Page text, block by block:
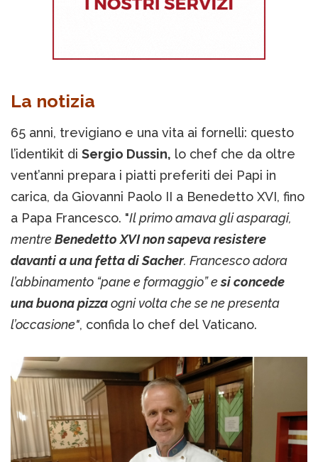
La notizia
65 anni, trevigiano e una vita ai fornelli: questo
l’identikit di Sergio Dussin, lo chef che da oltre
vent’anni prepara i piatti preferiti dei Papi in
carica, da Giovanni Paolo II a Benedetto XVI, fino
a Papa Francesco. "Il primo amava gli asparagi,
mentreBenedetto XVI non sapeva resistere
davanti a una fetta di Sacher. Francesco adora
l’abbinamento “pane e formaggio” esi concede
una buona pizzaogni volta che se ne presenta
l’occasione", confida lo chef del Vaticano.